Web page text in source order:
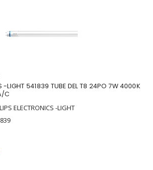
-LIGHT 541839 TUBE DEL T8 24PO 7W 4000K
C
ELECTRONICS -LIGHT